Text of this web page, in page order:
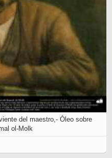
del maestro,- Óleo sobre
ol-Molk